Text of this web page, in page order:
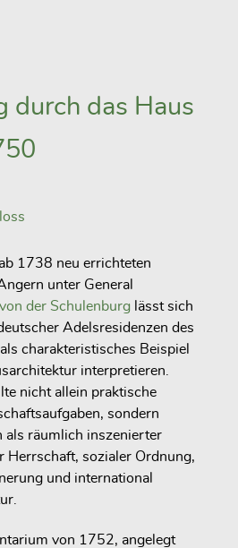
durch das Haus
1738 neu errichteten
unter General
der Schulenburg lässt sich
Adelsresidenzen des
charakteristisches Beispiel
interpretieren.
nicht allein praktische
sondern
als räumlich inszenierter
Herrschaft, sozialer Ordnung,
und international
von 1752, angelegt